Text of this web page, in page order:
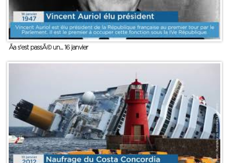
Ãa s'est passÃ© un... 16 janvier